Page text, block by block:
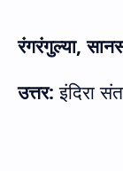
रंगरंगुल्या,
उत्तर: इंदिरा संत